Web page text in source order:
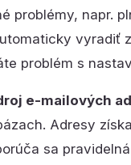
problémy, napr.
vyradiť
problém s
e-mailových
Adresy
sa